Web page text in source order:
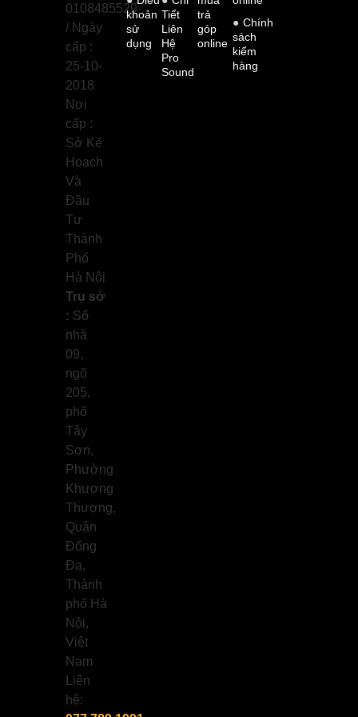
0108485529
/ Ngày
cấp :
25-10-
2018
Nơi
cấp :
Sở Kế
Hoạch
Và
Đầu
Tư
Thành
Phố
Hà Nội
Trụ sở
: Số
nhà
09,
ngõ
205,
phố
Tây
Sơn,
Phường
Khương
Thượng,
Quận
Đống
Đa,
Thành
phố Hà
Nội,
Việt
Nam
Liên
hệ:
khoản
sử
dụng
Tiết
Liên
Hệ
Pro
Sound
trả
góp
online
Chính
sách
kiểm
hàng